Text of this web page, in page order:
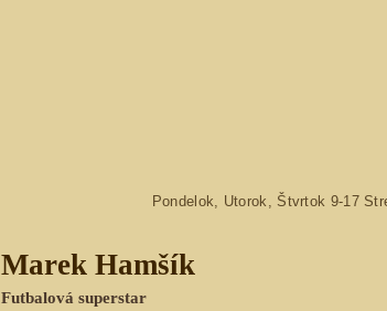
Pondelok, Utorok, Štvrtok 9-17
Marek Hamšík
Futbalová superstar